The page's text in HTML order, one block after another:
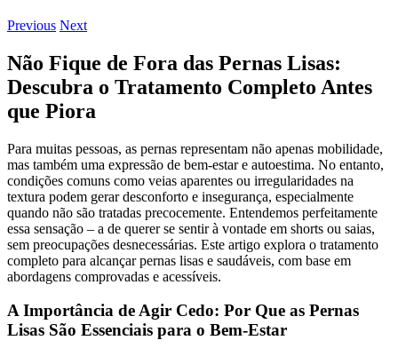
Previous Next
Não Fique de Fora das Pernas Lisas:
Descubra o Tratamento Completo Antes
que Piora
Para muitas pessoas, as pernas representam não apenas mobilidade,
mas também uma expressão de bem-estar e autoestima. No entanto,
condições comuns como veias aparentes ou irregularidades na
textura podem gerar desconforto e insegurança, especialmente
quando não são tratadas precocemente. Entendemos perfeitamente
essa sensação – a de querer se sentir à vontade em shorts ou saias,
sem preocupações desnecessárias. Este artigo explora o tratamento
completo para alcançar pernas lisas e saudáveis, com base em
abordagens comprovadas e acessíveis.
A Importância de Agir Cedo: Por Que as Pernas
Lisas São Essenciais para o Bem-Estar